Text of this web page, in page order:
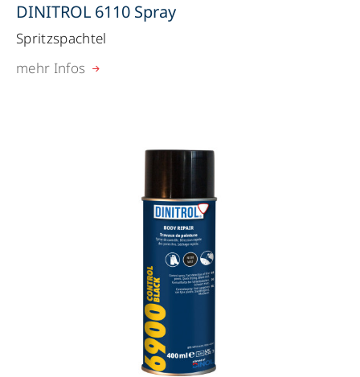
DINITROL 6110 Spray
Spritzspachtel
mehr Infos